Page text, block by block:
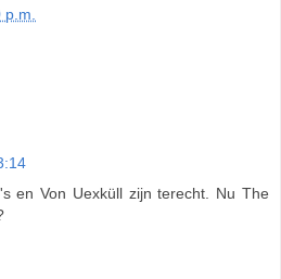
p.m.
en Von Uexküll zijn terecht. Nu The